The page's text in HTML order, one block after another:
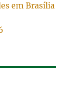
em Brasília